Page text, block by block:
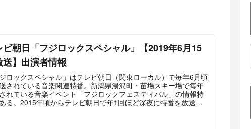
ビ朝日「フジロックスペシャル」【2019年6月15
送】出演者情報
ジロックスペシャル」はテレビ朝日（関東ローカル）で毎年6月頃
されている音楽関連特番。新潟県湯沢町・苗場スキー場で毎年
れている音楽イベント「フジロックフェスティバル」の情報特
る。2015年頃からテレビ朝日で年1回ほど深夜に特番を放送す